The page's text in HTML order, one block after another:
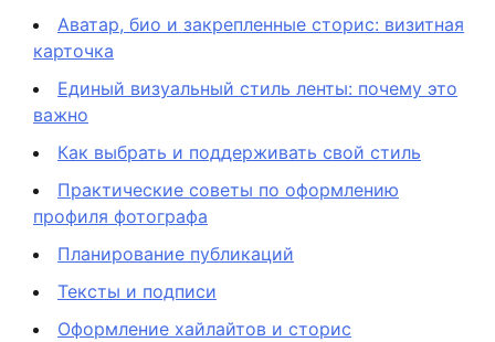
Аватар, био и закрепленные сторис: визитная
карточка
Единый визуальный стиль ленты: почему это
важно
Как выбрать и поддерживать свой стиль
Практические советы по оформлению
профиля фотографа
Планирование публикаций
Тексты и подписи
Оформление хайлайтов и сторис